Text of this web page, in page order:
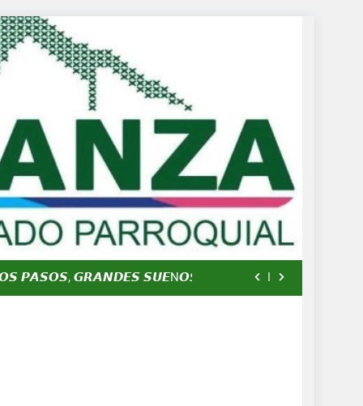
𝗜𝗗𝗘𝗡𝗧𝗜𝗗𝗔𝗗 𝗬 𝗧𝗥𝗔𝗗𝗜𝗖𝗜Ó𝗡
𝗜𝗗𝗘𝗡𝗧𝗜𝗗𝗔𝗗 𝗬 𝗧𝗥𝗔𝗗𝗜𝗖𝗜Ó𝗡
𝙋𝘼𝙎𝙊𝙎, 𝙂𝙍𝘼𝙉𝘿𝙀𝙎 𝙎𝙐𝙀Ñ𝙊𝙎
𝗜𝗗𝗘𝗡𝗧𝗜𝗗𝗔𝗗 𝗬 𝗧𝗥𝗔𝗗𝗜𝗖𝗜Ó𝗡
𝗜𝗗𝗘𝗡𝗧𝗜𝗗𝗔𝗗 𝗬 𝗧𝗥𝗔𝗗𝗜𝗖𝗜Ó𝗡